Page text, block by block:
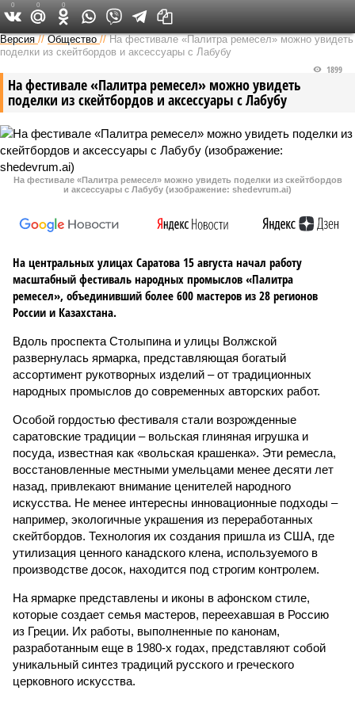
Версия в Саратове
Версия //Общество //На фестивале «Палитра ремесел» можно увидеть
поделки из скейтбордов и аксессуары с Лабубу
На фестивале «Палитра ремесел» можно увидеть
поделки из скейтбордов и аксессуары с Лабубу
1899
На фестивале «Палитра ремесел» можно увидеть поделки из скейтбордов
и аксессуары с Лабубу (изображение: shedevrum.ai)
На центральных улицах Саратова 15 августа начал работу
масштабный фестиваль народных промыслов «Палитра
ремесел», объединивший более 600 мастеров из 28 регионов
России и Казахстана.
Вдоль проспекта Столыпина и улицы Волжской
развернулась ярмарка, представляющая богатый
ассортимент рукотворных изделий – от традиционных
народных промыслов до современных авторских работ.
Особой гордостью фестиваля стали возрожденные
саратовские традиции – вольская глиняная игрушка и
посуда, известная как «вольская крашенка». Эти ремесла,
восстановленные местными умельцами менее десяти лет
назад, привлекают внимание ценителей народного
искусства. Не менее интересны инновационные подходы –
например, экологичные украшения из переработанных
скейтбордов. Технология их создания пришла из США, где
утилизация ценного канадского клена, используемого в
производстве досок, находится под строгим контролем.
На ярмарке представлены и иконы в афонском стиле,
которые создает семья мастеров, переехавшая в Россию
из Греции. Их работы, выполненные по канонам,
разработанным еще в 1980-х годах, представляют собой
уникальный синтез традиций русского и греческого
церковного искусства.
0 0 0